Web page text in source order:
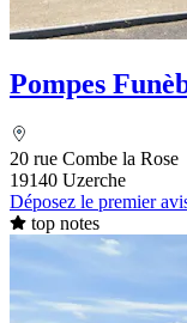
Pompes
20 rue Combe la Rose
19140 Uzerche
Déposez le premier
top notes